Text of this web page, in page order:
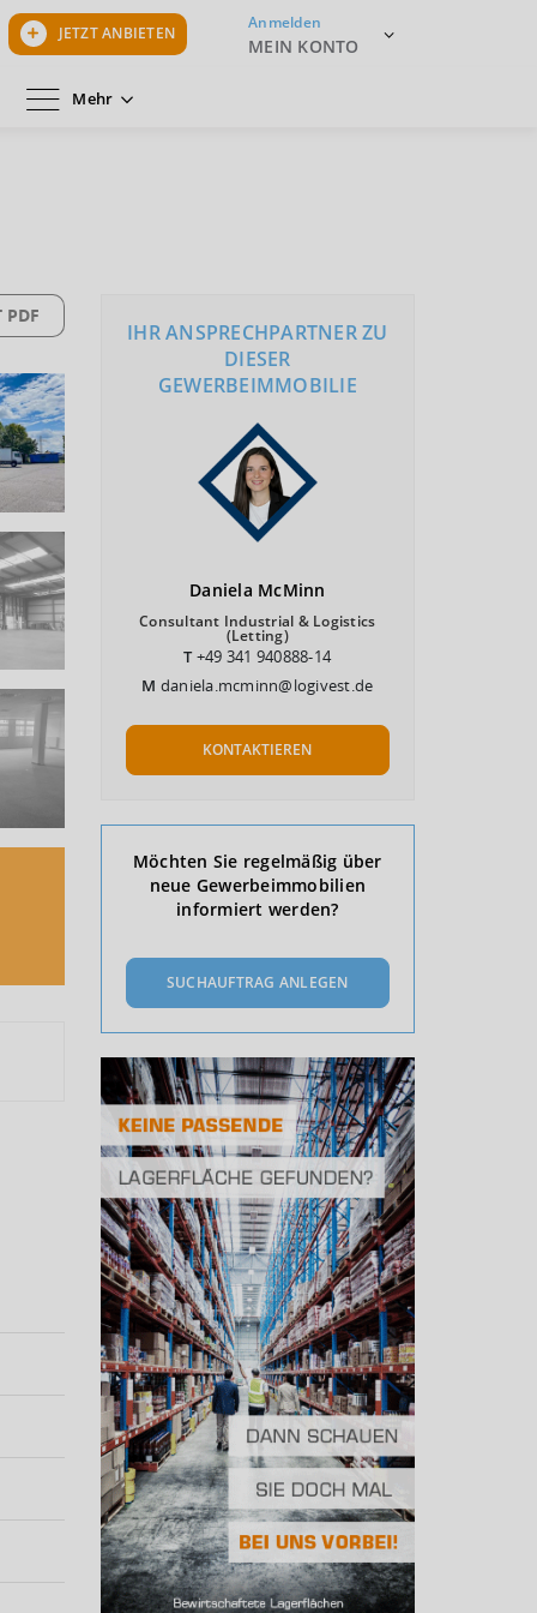
JETZT ANBIETEN
Anmelden
MEIN KONTO
Mehr
PDF
IHR ANSPRECHPARTNER ZU
DIESER
GEWERBEIMMOBILIE
Daniela McMinn
Consultant Industrial & Logistics
(Letting)
T+49 341 940888-14
M daniela.mcminn@logivest.de
KONTAKTIEREN
Möchten Sie regelmäßig über
neue Gewerbeimmobilien
informiert werden?
SUCHAUFTRAG ANLEGEN